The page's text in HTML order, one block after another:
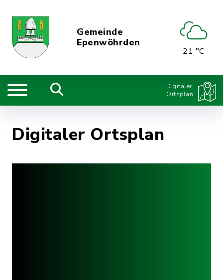
Gemeinde
Epenwöhrden
21 °C
Digitaler
Ortsplan
Digitaler Ortsplan